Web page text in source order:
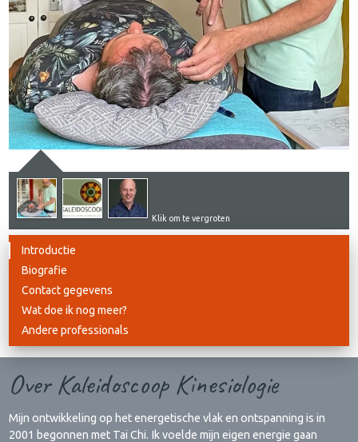
Klik om te vergroten
Introductie
Biografie
Contact gegevens
Wat doe ik nog meer?
Andere professionals
Over Kaleidoscoop Kinesiologie
Mijn ontwikkeling op het energetische vlak en ontspanning is in
2001 begonnen met Tai Chi. Ik voelde mijn eigen energie gaan